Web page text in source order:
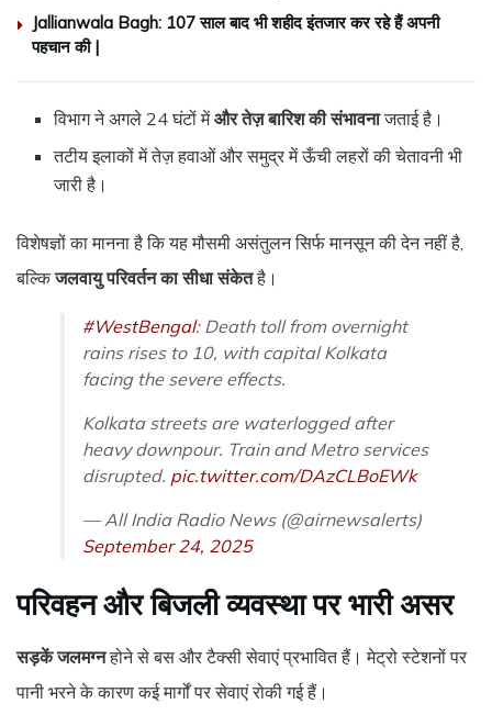
Jallianwala Bagh: 107 साल बाद भी शहीद इंतजार कर रहे हैं अपनी
पहचान की |
विभाग ने अगले 24 घंटों मेंऔर तेज़ बारिश की संभावनाजताई है।
तटीय इलाकों में तेज़ हवाओं और समुद्र में ऊँची लहरों की चेतावनी भी
जारी है।
विशेषज्ञों का मानना है कि यह मौसमी असंतुलन सिर्फ मानसून की देन नहीं है,
बल्किजलवायु परिवर्तन का सीधा संकेतहै।
#WestBengal: Death toll from overnight
rains rises to 10, with capital Kolkata
facing the severe effects.
Kolkata streets are waterlogged after
heavy downpour. Train and Metro services
disrupted. pic.twitter.com/DAzCLBoEWk
— All India Radio News (@airnewsalerts)
September 24, 2025
परिवहन और बिजली व्यवस्था पर भारी असर
सड़कें जलमग्नहोने से बस और टैक्सी सेवाएं प्रभावित हैं। मेट्रो स्टेशनों पर
पानी भरने के कारण कई मार्गों पर सेवाएं रोकी गई हैं।